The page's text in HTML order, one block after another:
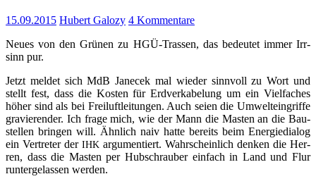
15.09.2015 Hubert Galozy 4 Kommentare
Neu­es von den Grü­nen zu HGÜ-Tras­sen, das bedeu­tet immer Irr­
sinn pur.
Jetzt mel­det sich MdB Jan­ecek mal wie­der sinn­voll zu Wort und
stellt fest, dass die Kos­ten für Erd­ver­ka­be­lung um ein Viel­fa­ches
höher sind als bei Frei­luft­lei­tun­gen. Auch sei­en die Umwelt­ein­grif­fe
gra­vie­ren­der. Ich fra­ge mich, wie der Mann die Mas­ten an die Bau­
stel­len brin­gen will. Ähn­lich naiv hat­te bereits beim Ener­gie­dia­log
ein Ver­tre­ter der IHK argu­men­tiert. Wahr­schein­lich den­ken die Her­
ren, dass die Mas­ten per Hub­schrau­ber ein­fach in Land und Flur
run­ter­ge­las­sen werden.